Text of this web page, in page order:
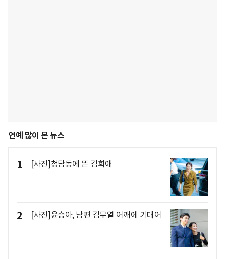
연예 많이 본 뉴스
1 [사진]청담동에 뜬 김희애
2 [사진]윤승아, 남편 김무열 어깨에 기대어